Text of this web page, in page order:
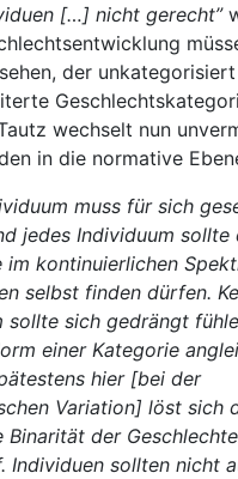
[…] nicht gerecht”
der
wechselt nun
in die normative
muss für sich
jedes Individuum sollte
im kontinuierlichen
selbst finden dürfen.
sollte sich gedrängt
einer Kategorie
hier [bei der
Variation] löst sich
Binarität der
Individuen sollten nicht